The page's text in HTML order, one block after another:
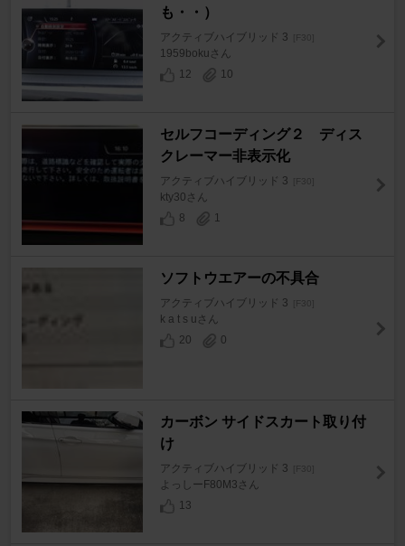
も・・）
アクティブハイブリッド 3 [F30]
1959bokuさん
12
10
セルフコーディング２ ディス
クレーマー非表示化
アクティブハイブリッド 3 [F30]
kty30さん
8
1
ソフトウエアーの不具合
アクティブハイブリッド 3 [F30]
k a t s uさん
20
0
カーボン サイドスカート取り付
け
アクティブハイブリッド 3 [F30]
よっしーF80M3さん
13